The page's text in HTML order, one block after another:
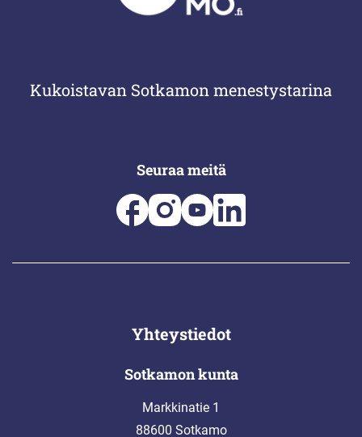
Kukoistavan Sotkamon menestystarina
Seuraa meitä
Yhteystiedot
Sotkamon kunta
Markkinatie 1
88600 Sotkamo